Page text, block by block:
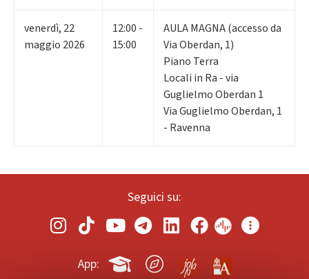
venerdì, 22
maggio 2026
12:00 -
15:00
AULA MAGNA (accesso da
Via Oberdan, 1)
Piano Terra
Locali in Ra - via
Guglielmo Oberdan 1
Via Guglielmo Oberdan, 1
- Ravenna
Seguici su:
App: